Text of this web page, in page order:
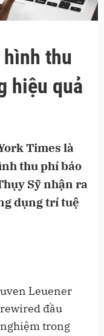
thu
hiệu quả
Times là
thu phí báo
Sỹ nhận ra
dụng trí tuệ
Leuener
đầu
trong